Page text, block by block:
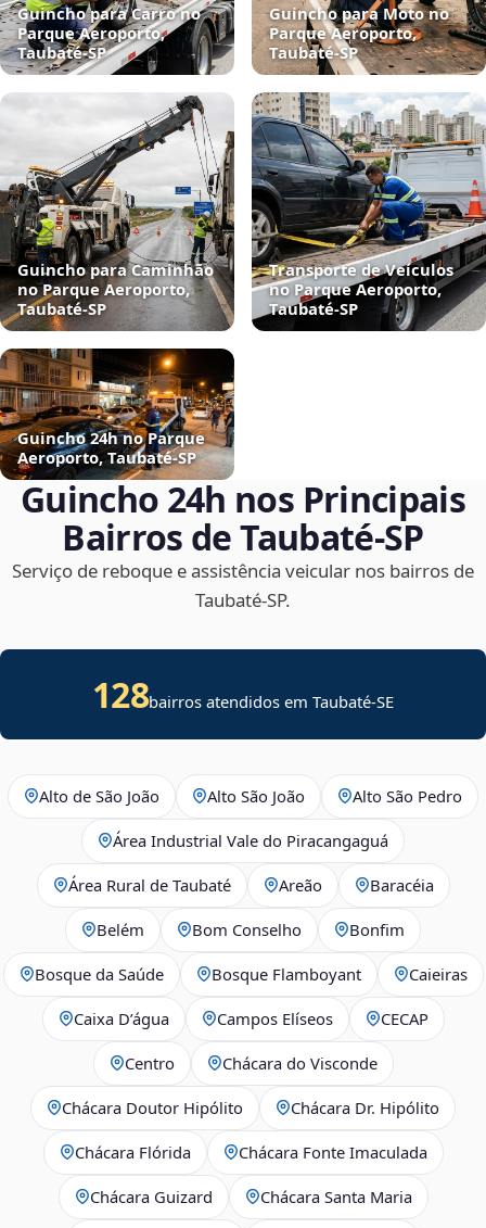
Guincho para Carro no
Parque Aeroporto,
Taubaté‑SP
Guincho para Moto no
Parque Aeroporto,
Taubaté‑SP
Guincho para Caminhão
no Parque Aeroporto,
Taubaté‑SP
Transporte de Veículos
no Parque Aeroporto,
Taubaté‑SP
Guincho 24h no Parque
Aeroporto, Taubaté‑SP
Guincho 24h nos Principais
Bairros de Taubaté‑SP
Serviço de reboque e assistência veicular nos bairros de
Taubaté‑SP.
128bairros atendidos emTaubaté-SE
Alto de São João Alto São João Alto São Pedro
Área Industrial Vale do Piracangaguá
Área Rural de Taubaté Areão Baracéia
Belém Bom Conselho Bonfim
Bosque da Saúde Bosque Flamboyant Caieiras
Caixa D’água Campos Elíseos CECAP
Centro Chácara do Visconde
Chácara Doutor Hipólito Chácara Dr. Hipólito
Chácara Flórida Chácara Fonte Imaculada
Chácara Guizard Chácara Santa Maria